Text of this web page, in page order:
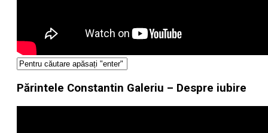
Părintele Constantin Galeriu – Despre iubire